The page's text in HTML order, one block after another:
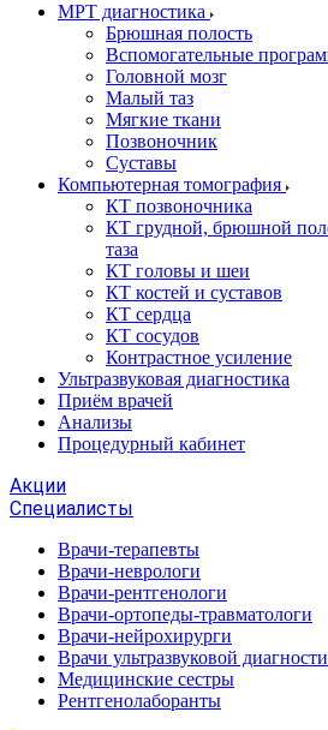
МРТ диагностика
Брюшная полость
Вспомогательные
Головной мозг
Малый таз
Мягкие ткани
Позвоночник
Суставы
Компьютерная томография
КТ позвоночника
КТ грудной, брюшной
таза
КТ головы и шеи
КТ костей и суставов
КТ сердца
КТ сосудов
Контрастное усиление
Ультразвуковая диагностика
Приём врачей
Анализы
Процедурный кабинет
Акции
Специалисты
Врачи-терапевты
Врачи-неврологи
Врачи-рентгенологи
Врачи-ортопеды-травматологи
Врачи-нейрохирурги
Врачи ультразвуковой
Медицинские сестры
Рентгенолаборанты